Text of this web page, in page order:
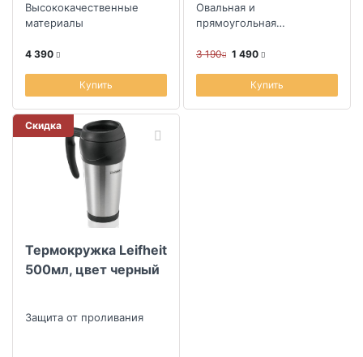
Высококачественные
материалы
4 390
Купить
Овальная и
прямоугольная
посуда предназначена в
микроволновых пе...
3 190 1 490
Купить
Скидка
Термокружка Leifheit
500мл, цвет черный
Защита от проливания